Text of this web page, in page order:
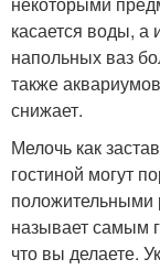
касается воды,
напольных ваз
также
снижает.
Мелочь как
гостиной могут
положительными
называет самым
что вы делаете.